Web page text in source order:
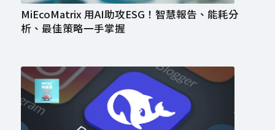
MiEcoMatrix 用AI助攻ESG！智慧報告、能耗分
析、最佳策略一手掌握